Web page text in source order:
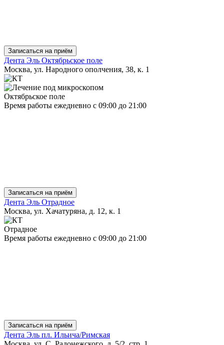
Записаться на приём
Дента Эль Октябрьское поле
Москва, ул. Народного ополчения, 38, к. 1
Октябрьское поле
Время работы ежедневно с 09:00 до 21:00
Записаться на приём
Дента Эль Отрадное
Москва, ул. Хачатуряна, д. 12, к. 1
Отрадное
Время работы ежедневно с 09:00 до 21:00
Записаться на приём
Дента Эль пл. Ильича/Римская